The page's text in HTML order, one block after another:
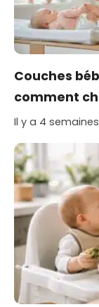
Couches
comment
Il y a 4 semaines